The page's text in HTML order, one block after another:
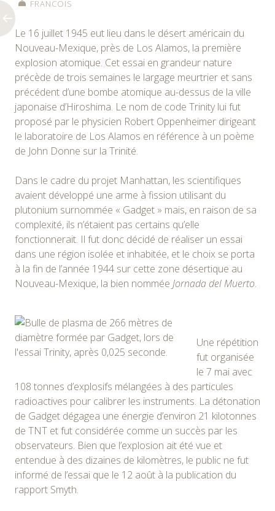
FRANCOIS
Le 16 juillet 1945 eut lieu dans le désert américain du
Nouveau-Mexique, près de Los Alamos, la première
explosion atomique. Cet essai en grandeur nature
précède de trois semaines le largage meurtrier et sans
précédent d’une bombe atomique au-dessus de la ville
japonaise d’Hiroshima. Le nom de code Trinity lui fut
proposé par le physicien Robert Oppenheimer dirigeant
le laboratoire de Los Alamos en référence à un poème
de John Donne sur la Trinité.
Dans le cadre du projet Manhattan, les scientifiques
avaient développé une arme à fission utilisant du
plutonium surnommée « Gadget » mais, en raison de sa
complexité, ils n’étaient pas certains qu’elle
fonctionnerait. Il fut donc décidé de réaliser un essai
dans une région isolée et inhabitée, et le choix se porta
à la fin de l’année 1944 sur cette zone désertique au
Nouveau-Mexique, la bien nommée Jornada del Muerto.
Une répétition
fut organisée
le 7 mai avec
108 tonnes d’explosifs mélangées à des particules
radioactives pour calibrer les instruments. La détonation
de Gadget dégagea une énergie d’environ 21 kilotonnes
de TNT et fut considérée comme un succès par les
observateurs. Bien que l’explosion ait été vue et
entendue à des dizaines de kilomètres, le public ne fut
informé de l’essai que le 12 août à la publication du
rapport Smyth.